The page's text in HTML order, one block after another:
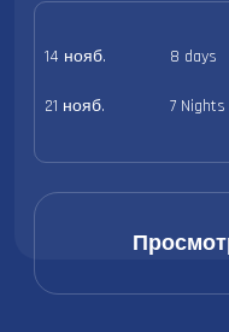
14 нояб. 8 days
21 нояб.
7 Nights